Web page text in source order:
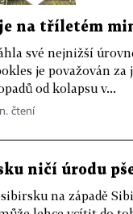
je na tříletém
své nejnižší
je považován za
od kolapsu v...
čtení
ničí úrodu
na západě